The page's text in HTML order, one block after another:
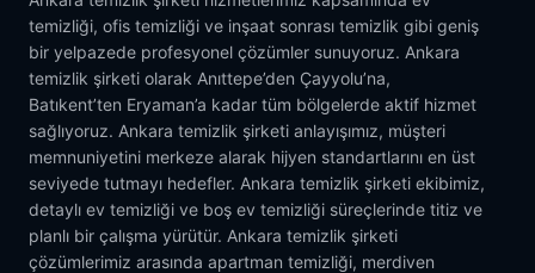
temizliği, ofis temizliği ve inşaat sonrası temizlik gibi geniş
bir yelpazede profesyonel çözümler sunuyoruz. Ankara
temizlik şirketi olarak Anıttepe’den Çayyolu’na,
Batıkent’ten Eryaman’a kadar tüm bölgelerde aktif hizmet
sağlıyoruz. Ankara temizlik şirketi anlayışımız, müşteri
memnuniyetini merkeze alarak hijyen standartlarını en üst
seviyede tutmayı hedefler. Ankara temizlik şirketi ekibimiz,
detaylı ev temizliği ve boş ev temizliği süreçlerinde titiz ve
planlı bir çalışma yürütür. Ankara temizlik şirketi
çözümlerimiz arasında apartman temizliği, merdiven